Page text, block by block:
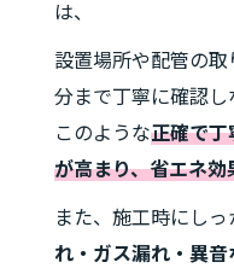
は、
設置場所や配管の
分まで丁寧に確認し
このような正確で丁
が高まり、省エネ効
また、施工時にしっ
れ・ガス漏れ・異